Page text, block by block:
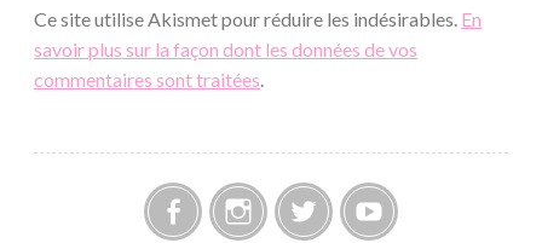
Ce site utilise Akismet pour réduire les indésirables. En
savoir plus sur la façon dont les données de vos
commentaires sont traitées.